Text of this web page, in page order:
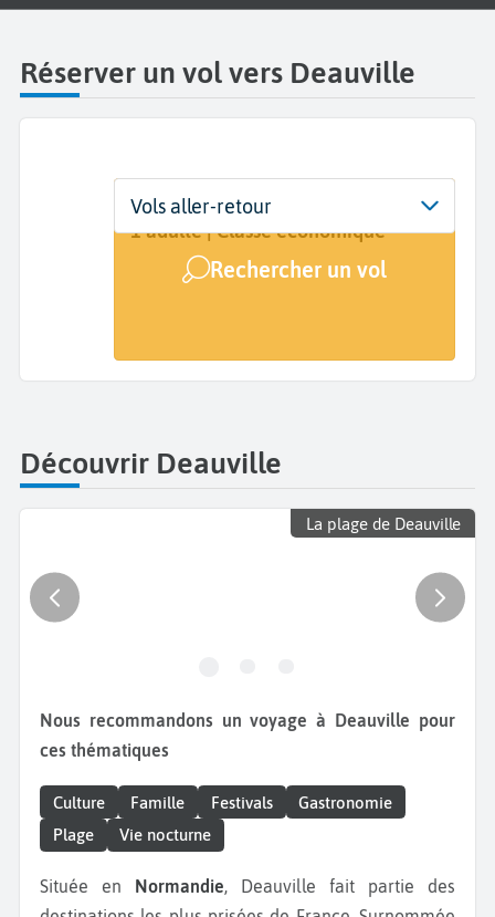
Réserver un vol vers Deauville
Départ
De...
Dates
Dates de votre voyage
Voyageurs | Classe
1 adulte | Classe économique
Rechercher un vol
Vols aller-retour
Découvrir Deauville
La plage de Deauville
Nous recommandons un voyage à Deauville pour
ces thématiques
Culture Famille Festivals
Gastronomie
Plage
Vie nocturne
Située en Normandie, Deauville fait partie des